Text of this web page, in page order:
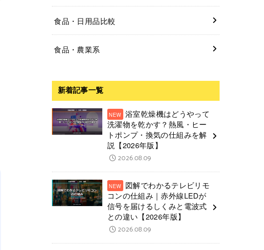
食品・日用品比較
食品・農業系
新着記事一覧
浴室乾燥機はどうやって
洗濯物を乾かす？熱風・ヒー
トポンプ・換気の仕組みを解
説【2026年版】
2026.08.09
図解でわかるテレビリモ
コンの仕組み｜赤外線LEDが
信号を届けるしくみと電波式
との違い【2026年版】
2026.08.09